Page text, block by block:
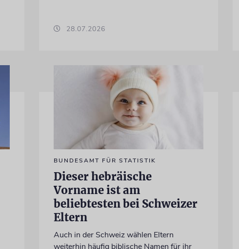
28.07.2026
BUNDESAMT FÜR STATISTIK
Dieser hebräische
Vorname ist am
beliebtesten bei Schweizer
Eltern
Auch in der Schweiz wählen Eltern
weiterhin häufig biblische Namen für ihr